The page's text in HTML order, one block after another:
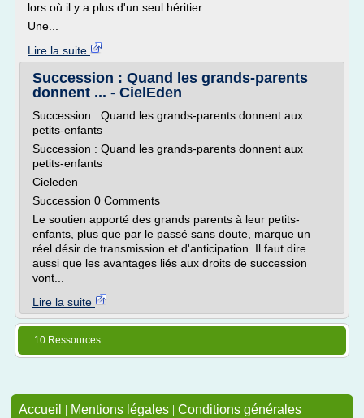
lors où il y a plus d'un seul héritier.
Une...
Lire la suite
Succession : Quand les grands-parents
donnent ... - CielEden
Succession : Quand les grands-parents donnent aux
petits-enfants
Succession : Quand les grands-parents donnent aux
petits-enfants
Cieleden
Succession 0 Comments
Le soutien apporté des grands parents à leur petits-
enfants, plus que par le passé sans doute, marque un
réel désir de transmission et d'anticipation. Il faut dire
aussi que les avantages liés aux droits de succession
vont...
Lire la suite
10 Ressources
Accueil | Mentions légales | Conditions générales